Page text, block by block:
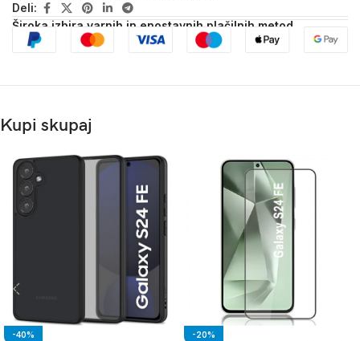
Deli:
Široka izbira varnih in enostavnih plačilnih metod
Kupi skupaj
-40% -20%